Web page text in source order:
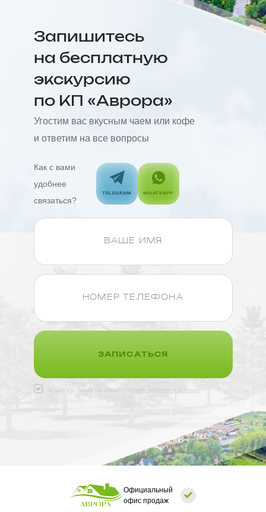
Запишитесь
на бесплатную
экскурсию
по КП «Аврора»
Угостим вас вкусным чаем или кофе
и ответим на все вопросы
Как с вами
удобнее
связаться?
TELEGRAM WHATSAPP
ЗАПИСАТЬСЯ
я даю согласие на обработку персональных данных
Официальный
офис продаж